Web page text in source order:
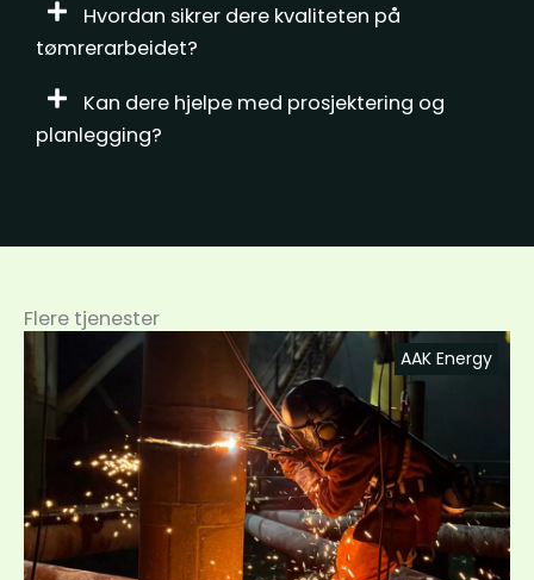
Hvordan sikrer dere kvaliteten på
tømrerarbeidet?
Kan dere hjelpe med prosjektering og
planlegging?
Flere tjenester
AAK Energy